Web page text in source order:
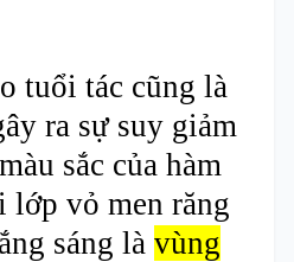
tuổi tác cũng là
ra sự suy giảm
sắc của hàm
lớp vỏ men răng
sáng là vùng